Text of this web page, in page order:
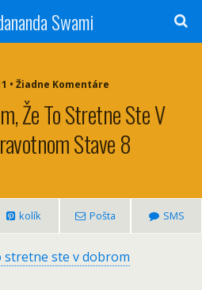
Swami
• Žiadne Komentáre
Že To Stretne Ste V
Stave 8
kolík Pošta SMS
stretne ste v dobrom